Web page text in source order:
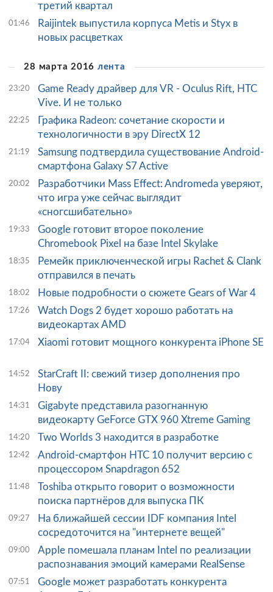
третий квартал
01:46
Raijintek выпустила корпуса Metis и Styx в
новых расцветках
28 марта 2016 лента
23:20
Game Ready драйвер для VR - Oculus Rift, HTC
Vive. И не только
22:25
Графика Radeon: сочетание скорости и
технологичности в эру DirectX 12
21:19
Samsung подтвердила существование Android-
смартфона Galaxy S7 Active
20:02
Разработчики Mass Effect: Andromeda уверяют,
что игра уже сейчас выглядит
«сногсшибательно»
19:33
Google готовит второе поколение
Chromebook Pixel на базе Intel Skylake
18:35
Ремейк приключенческой игры Rachet & Clank
отправился в печать
18:02 Новые подробности о сюжете Gears of War 4
17:26
Watch Dogs 2 будет хорошо работать на
видеокартах AMD
17:04 Xiaomi готовит мощного конкурента iPhone SE
14:52
StarCraft II: свежий тизер дополнения про
Нову
14:31
Gigabyte представила разогнанную
видеокарту GeForce GTX 960 Xtreme Gaming
14:20 Two Worlds 3 находится в разработке
12:42
Android-смартфон HTC 10 получит версию с
процессором Snapdragon 652
11:48
Toshiba открыто говорит о возможности
поиска партнёров для выпуска ПК
09:27
На ближайшей сессии IDF компания Intel
сосредоточится на "интернете вещей"
09:00
Apple помешала планам Intel по реализации
распознавания эмоций камерами RealSense
07:51
Google может разработать конкурента